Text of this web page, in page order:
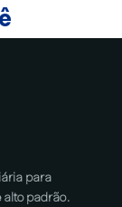
para
alto padrão.